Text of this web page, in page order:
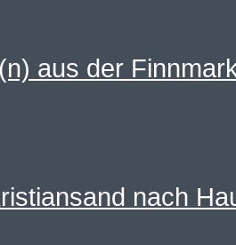
aus der
nach